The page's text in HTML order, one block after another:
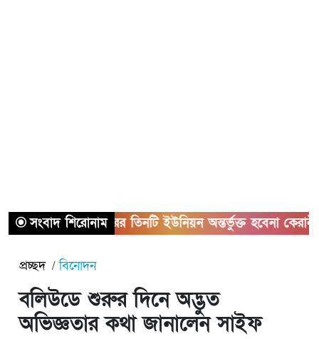
সংবাদ শিরোনাম
সাভারের তিনটি ইউনিয়ন অন্তর্ভুক্ত হবেনা
প্রচ্ছদ বিনোদন
বলিউডে শুরুর দিনে অদ্ভুত
অভিজ্ঞতার কথা জানালেন সাইফ